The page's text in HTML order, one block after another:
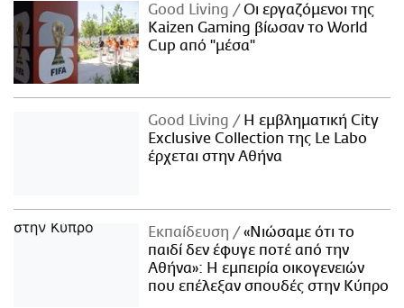
Good Living
Οι εργαζόμενοι της
Kaizen Gaming βίωσαν το World
Cup από "μέσα"
Good Living
Η εμβληματική City
Exclusive Collection της Le Labo
έρχεται στην Αθήνα
Εκπαίδευση
«Νιώσαμε ότι το
παιδί δεν έφυγε ποτέ από την
Αθήνα»: Η εμπειρία οικογενειών
που επέλεξαν σπουδές στην Κύπρο